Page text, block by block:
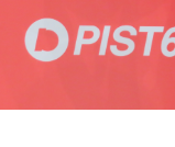
記者紹介